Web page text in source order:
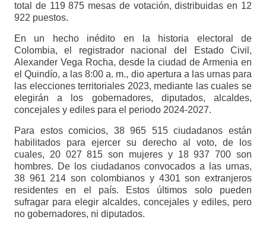
total de 119 875 mesas de votación, distribuidas en 12
922 puestos.
En un hecho inédito en la historia electoral de
Colombia, el registrador nacional del Estado Civil,
Alexander Vega Rocha, desde la ciudad de Armenia en
el Quindío, a las 8:00 a. m., dio apertura a las urnas para
las elecciones territoriales 2023, mediante las cuales se
elegirán a los gobernadores, diputados, alcaldes,
concejales y ediles para el periodo 2024-2027.
Para estos comicios, 38 965 515 ciudadanos están
habilitados para ejercer su derecho al voto, de los
cuales, 20 027 815 son mujeres y 18 937 700 son
hombres. De los ciudadanos convocados a las urnas,
38 961 214 son colombianos y 4301 son extranjeros
residentes en el país. Estos últimos solo pueden
sufragar para elegir alcaldes, concejales y ediles, pero
no gobernadores, ni diputados.